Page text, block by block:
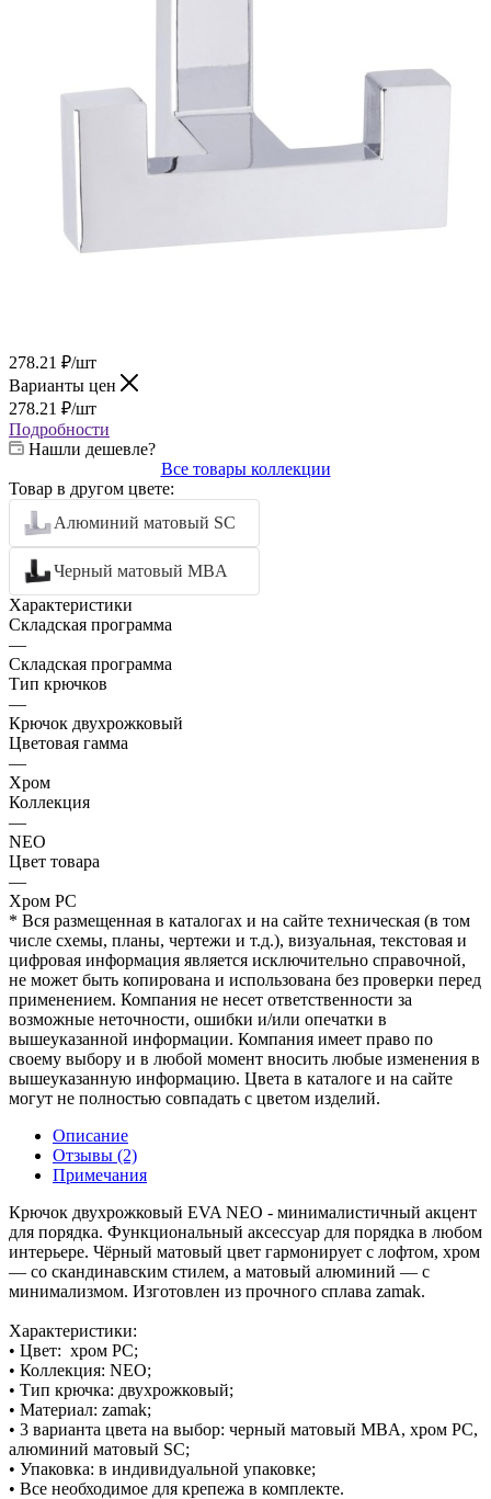
278.21 ₽/шт
Варианты цен
278.21 ₽/шт
Подробности
Нашли дешевле?
Все товары коллекции
Товар в другом цвете:
Алюминий матовый SC
Черный матовый MBA
Характеристики
Складская программа
—
Складская программа
Тип крючков
—
Крючок двухрожковый
Цветовая гамма
—
Хром
Коллекция
—
NEO
Цвет товара
—
Хром PC
* Вся размещенная в каталогах и на сайте техническая (в том
числе схемы, планы, чертежи и т.д.), визуальная, текстовая и
цифровая информация является исключительно справочной,
не может быть копирована и использована без проверки перед
применением. Компания не несет ответственности за
возможные неточности, ошибки и/или опечатки в
вышеуказанной информации. Компания имеет право по
своему выбору и в любой момент вносить любые изменения в
вышеуказанную информацию. Цвета в каталоге и на сайте
могут не полностью совпадать с цветом изделий.
Описание
Отзывы (2)
Примечания
Крючок двухрожковый EVA NEO - минималистичный акцент
для порядка. Функциональный аксессуар для порядка в любом
интерьере. Чёрный матовый цвет гармонирует с лофтом, хром
— со скандинавским стилем, а матовый алюминий — с
минимализмом. Изготовлен из прочного сплава zamak.
Характеристики:
• Цвет: хром PC;
• Коллекция: NEO;
• Тип крючка: двухрожковый;
• Материал: zamak;
• 3 варианта цвета на выбор: черный матовый MBA, хром PC,
алюминий матовый SC;
• Упаковка: в индивидуальной упаковке;
• Все необходимое для крепежа в комплекте.